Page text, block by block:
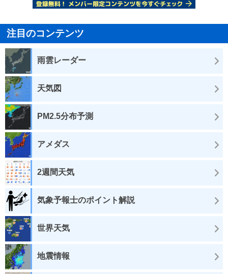
注目のコンテンツ
雨雲レーダー
天気図
PM2.5分布予測
アメダス
2週間天気
気象予報士のポイント解説
世界天気
地震情報